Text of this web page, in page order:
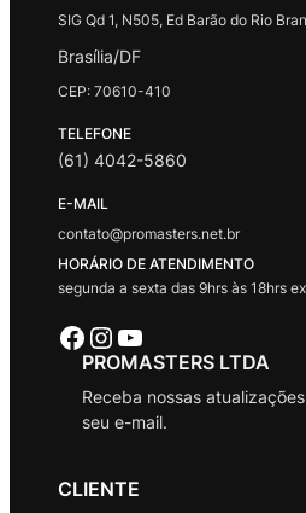
SIG Qd 1, N505, Ed Barão do Rio
Brasília/DF
CEP: 70610-410
TELEFONE
(61) 4042-5860
E-MAIL
contato@promasters.net.br
HORÁRIO DE ATENDIMENTO
segunda a sexta das 9hrs às 18hrs
Facebook Instagram Youtube
PROMASTERS LTDA
Receba nossas
seu e-mail.
CLIENTE